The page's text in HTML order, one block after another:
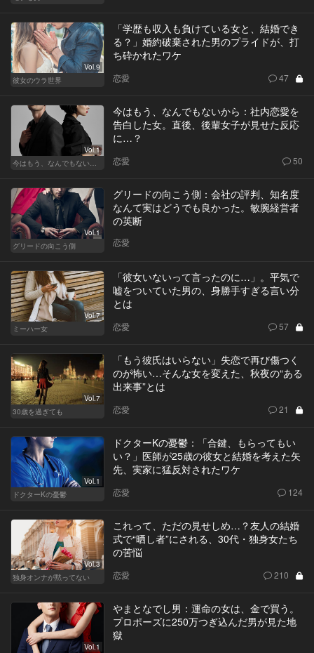
Vol.9
彼女のウラ世界
「学歴も収入も負けている女と、結婚でき
る？」婚約破棄された男のプライドが、打
ち砕かれたワケ
恋愛 47
Vol.1
今はもう、なんでもないから
今はもう、なんでもないから：社内恋愛を
告白した女。直後、後輩女子が見せた反応
に…？
恋愛 50
Vol.1
グリードの向こう側
グリードの向こう側：会社の評判、知名度
なんて実はどうでも良かった。敏腕経営者
の英断
恋愛
Vol.7
ミーハー女
「彼女いないって言ったのに…」。平気で
嘘をついていた男の、身勝手すぎる言い分
とは
恋愛 57
Vol.7
30歳を過ぎても
「もう彼氏はいらない」失恋で再び傷つく
のが怖い…そんな女を変えた、秋夜の“ある
出来事”とは
恋愛 21
Vol.1
ドクターKの憂鬱
ドクターKの憂鬱：「合鍵、もらってもい
い？」医師が25歳の彼女と結婚を考えた矢
先、実家に猛反対されたワケ
恋愛 124
Vol.3
独身オンナが黙ってない
これって、ただの見せしめ…？友人の結婚
式で“晒し者”にされる、30代・独身女たち
の苦悩
恋愛 210
Vol.1
やまとなでし男：運命の女は、金で買う。
プロポーズに250万つぎ込んだ男が見た地
獄